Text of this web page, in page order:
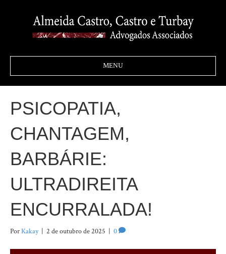
MENU
PSICOPATIA,
CHANTAGEM,
BARBÁRIE:
ULTRADIREITA
ENCURRALADA!
PorKakay | 2 de outubro de 2025 | 0